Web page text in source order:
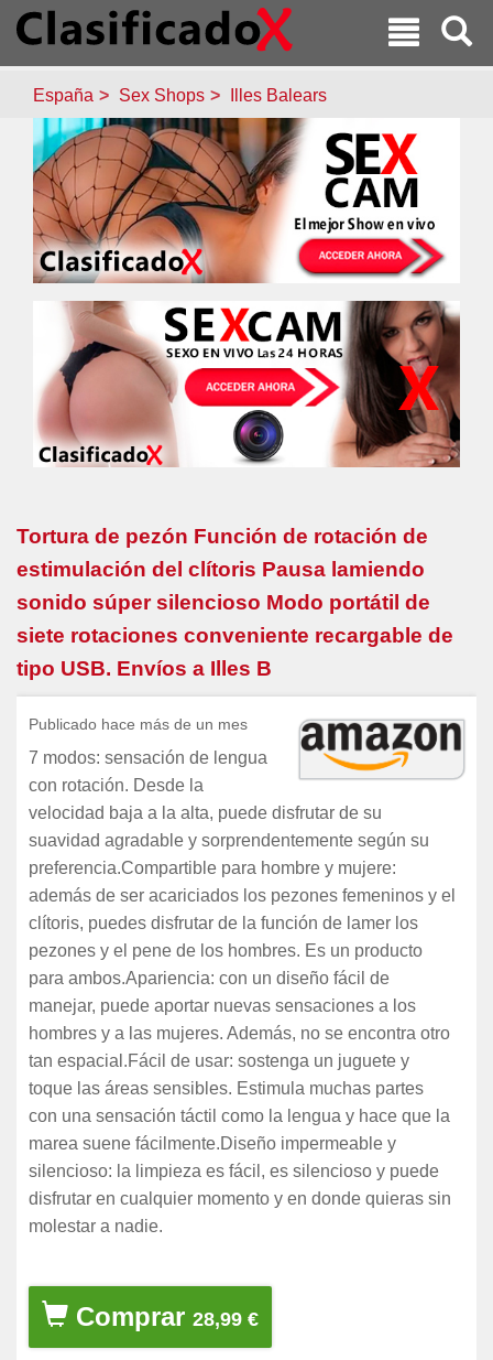
España Sex Shops Illes Balears
Tortura de pezón Función de rotación de
estimulación del clítoris Pausa lamiendo
sonido súper silencioso Modo portátil de
siete rotaciones conveniente recargable de
tipo USB. Envíos a Illes B
Publicado hace más de un mes
7 modos: sensación de lengua
con rotación. Desde la
velocidad baja a la alta, puede disfrutar de su
suavidad agradable y sorprendentemente según su
preferencia.Compartible para hombre y mujere:
además de ser acariciados los pezones femeninos y el
clítoris, puedes disfrutar de la función de lamer los
pezones y el pene de los hombres. Es un producto
para ambos.Apariencia: con un diseño fácil de
manejar, puede aportar nuevas sensaciones a los
hombres y a las mujeres. Además, no se encontra otro
tan espacial.Fácil de usar: sostenga un juguete y
toque las áreas sensibles. Estimula muchas partes
con una sensación táctil como la lengua y hace que la
marea suene fácilmente.Diseño impermeable y
silencioso: la limpieza es fácil, es silencioso y puede
disfrutar en cualquier momento y en donde quieras sin
molestar a nadie.
Comprar 28,99 €